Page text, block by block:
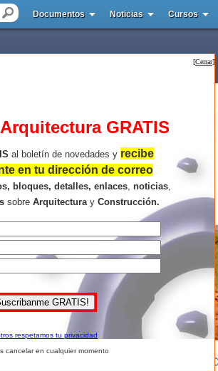
Documentos Noticias Cursos
que se ensambla en menos
[Cerrar]
GRATIS
al boletín de novedades y recibe
en tu dirección de correo
bloques, detalles, enlaces, noticias,
sobre Arquitecturay Construcción.
respetamos tu privacidad
cancelar en cualquier momento